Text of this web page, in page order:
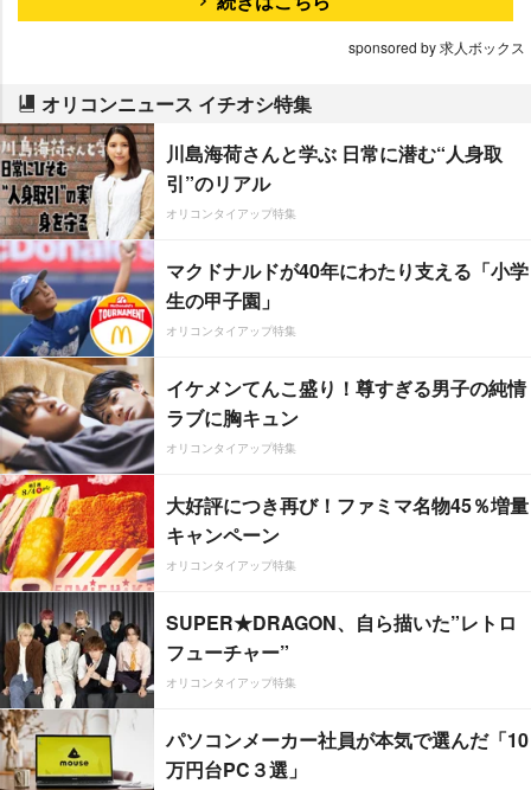
sponsored by 求人ボックス
オリコンニュース イチオシ特集
川島海荷さんと学ぶ 日常に潜む“人身取
引”のリアル
オリコンタイアップ特集
マクドナルドが40年にわたり支える「小学
生の甲子園」
オリコンタイアップ特集
イケメンてんこ盛り！尊すぎる男子の純情
ラブに胸キュン
オリコンタイアップ特集
大好評につき再び！ファミマ名物45％増量
キャンペーン
オリコンタイアップ特集
SUPER★DRAGON、自ら描いた”レトロ
フューチャー”
オリコンタイアップ特集
パソコンメーカー社員が本気で選んだ「10
万円台PC３選」